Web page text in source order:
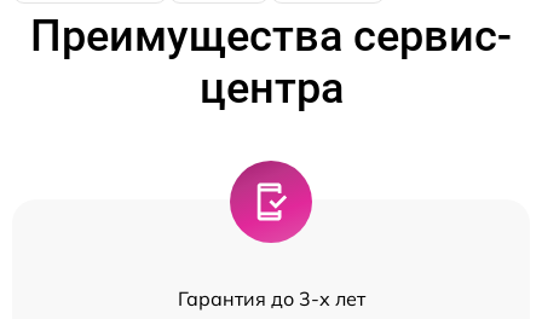
Преимущества сервис-
центра
Гарантия до 3-х лет